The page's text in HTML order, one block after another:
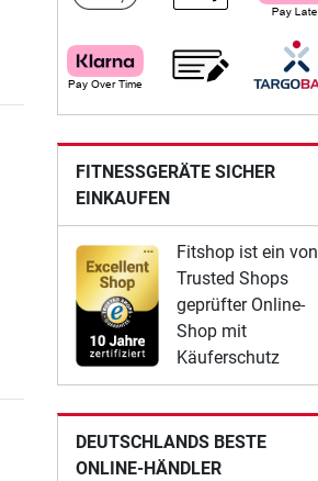
FITNESSGERÄTE SICHER
EINKAUFEN
Fitshop ist ein von
Trusted Shops
geprüfter Online-
Shop mit
Käuferschutz
DEUTSCHLANDS BESTE
ONLINE-HÄNDLER